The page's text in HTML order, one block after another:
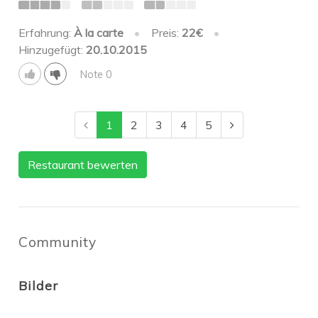
Erfahrung:À la carte • Preis: 22€
•
Hinzugefügt: 20.10.2015
Note 0
1 2 3 4 5
Restaurant bewerten
Community
Bilder